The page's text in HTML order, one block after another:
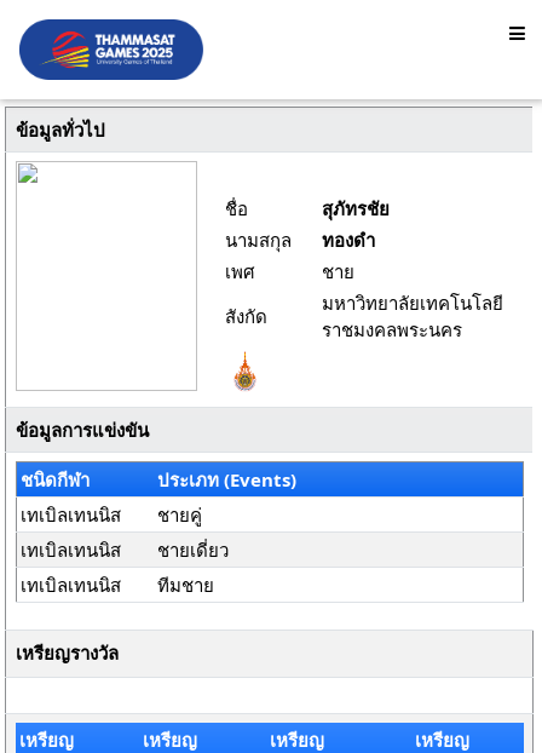
ข้อมูลทั่วไป
ชื่อ
สุภัทรชัย
นามสกุล
ทองดำ
เพศ
ชาย
สังกัด
มหาวิทยาลัยเทคโนโลยี
ราชมงคลพระนคร
ข้อมูลการแข่งขัน
ชนิดกีฬา
ประเภท (Events)
เทเบิลเทนนิส
ชายคู่
เทเบิลเทนนิส
ชายเดี่ยว
เทเบิลเทนนิส
ทีมชาย
เหรียญรางวัล
เหรียญ
เหรียญ
เหรียญ
เหรียญ